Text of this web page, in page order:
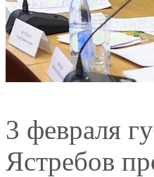
3 февраля
Ястребов